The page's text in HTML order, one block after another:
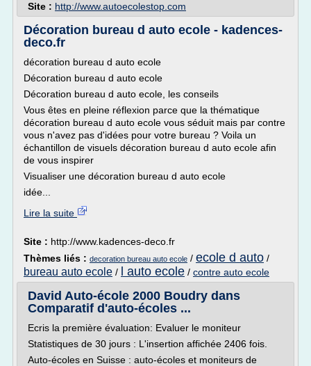
Site : http://www.autoecolestop.com
Décoration bureau d auto ecole - kadences-
deco.fr
décoration bureau d auto ecole
Décoration bureau d auto ecole
Décoration bureau d auto ecole, les conseils
Vous êtes en pleine réflexion parce que la thématique
décoration bureau d auto ecole vous séduit mais par contre
vous n'avez pas d'idées pour votre bureau ? Voila un
échantillon de visuels décoration bureau d auto ecole afin
de vous inspirer
Visualiser une décoration bureau d auto ecole
idée...
Lire la suite
Site : http://www.kadences-deco.fr
Thèmes liés : decoration bureau auto ecole / ecole d auto /
bureau auto ecole / l auto ecole / contre auto ecole
David Auto-école 2000 Boudry dans
Comparatif d'auto-écoles ...
Ecris la première évaluation: Evaluer le moniteur
Statistiques de 30 jours : L'insertion affichée 2406 fois.
Auto-écoles en Suisse : auto-écoles et moniteurs de